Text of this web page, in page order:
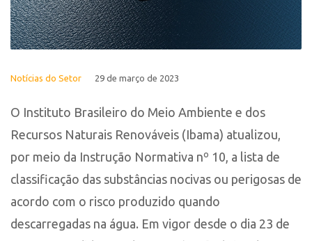
Notícias do Setor 29 de março de 2023
O Instituto Brasileiro do Meio Ambiente e dos
Recursos Naturais Renováveis (Ibama) atualizou,
por meio da Instrução Normativa nº 10, a lista de
classificação das substâncias nocivas ou perigosas de
acordo com o risco produzido quando
descarregadas na água. Em vigor desde o dia 23 de